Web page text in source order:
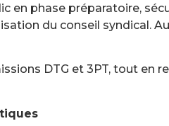
en phase préparatoire,
du conseil syndical.
DTG et 3PT, tout en